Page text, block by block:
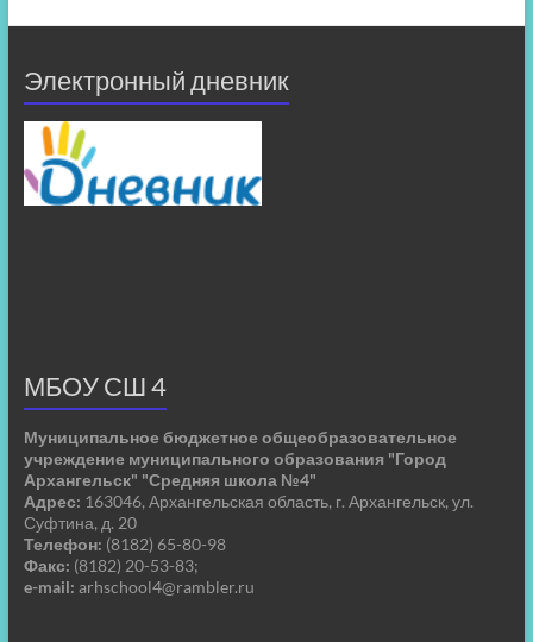
Электронный дневник
МБОУ СШ 4
Муниципальное бюджетное общеобразовательное
учреждение муниципального образования "Город
Архангельск" "Средняя школа №4"
Адрес: 163046, Архангельская область, г. Архангельск, ул.
Суфтина, д. 20
Телефон: (8182) 65-80-98
Факс: (8182) 20-53-83;
e-mail: arhschool4@rambler.ru